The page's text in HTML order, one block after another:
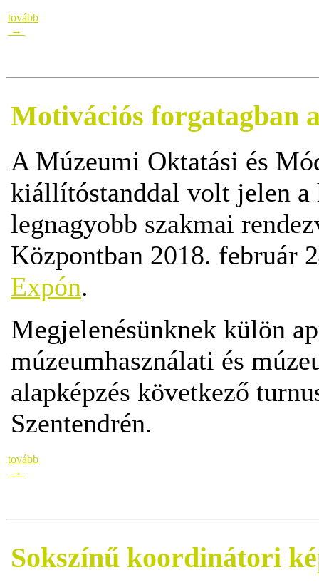
tovább
→
Motivációs forgatagban
A Múzeumi Oktatási és
kiállítóstanddal volt jelen a
legnagyobb szakmai
Központban 2018. február
Expón.
Megjelenésünknek külön
múzeumhasználati és
alapképzés következő
Szentendrén.
tovább
→
Sokszínű koordinátori